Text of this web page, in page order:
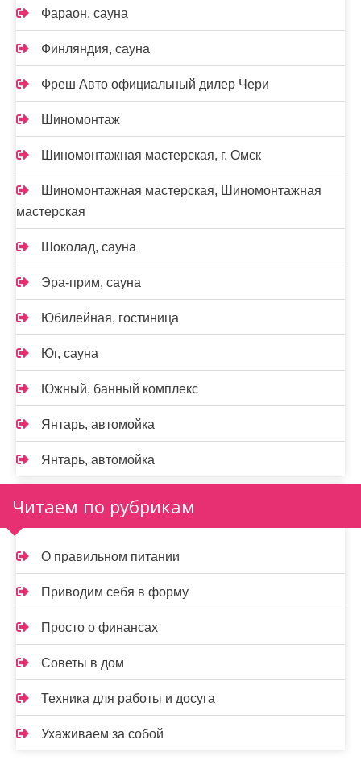
Фараон, сауна
Финляндия, сауна
Фреш Авто официальный дилер Чери
Шиномонтаж
Шиномонтажная мастерская, г. Омск
Шиномонтажная мастерская, Шиномонтажная
мастерская
Шоколад, сауна
Эра-прим, сауна
Юбилейная, гостиница
Юг, сауна
Южный, банный комплекс
Янтарь, автомойка
Янтарь, автомойка
Читаем по рубрикам
О правильном питании
Приводим себя в форму
Просто о финансах
Советы в дом
Техника для работы и досуга
Ухаживаем за собой